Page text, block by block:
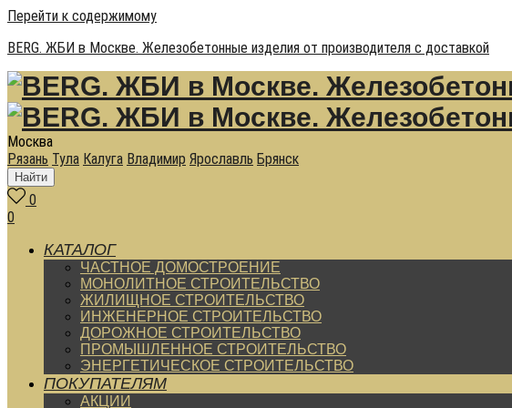
Перейти к содержимому
BERG. ЖБИ в Москве. Железобетонные изделия от производителя с доставкой
Москва
Рязань Тула Калуга Владимир Ярославль Брянск
Найти
0
0
КАТАЛОГ
ЧАСТНОЕ ДОМОСТРОЕНИЕ
МОНОЛИТНОЕ СТРОИТЕЛЬСТВО
ЖИЛИЩНОЕ СТРОИТЕЛЬСТВО
ИНЖЕНЕРНОЕ СТРОИТЕЛЬСТВО
ДОРОЖНОЕ СТРОИТЕЛЬСТВО
ПРОМЫШЛЕННОЕ СТРОИТЕЛЬСТВО
ЭНЕРГЕТИЧЕСКОЕ СТРОИТЕЛЬСТВО
ПОКУПАТЕЛЯМ
АКЦИИ